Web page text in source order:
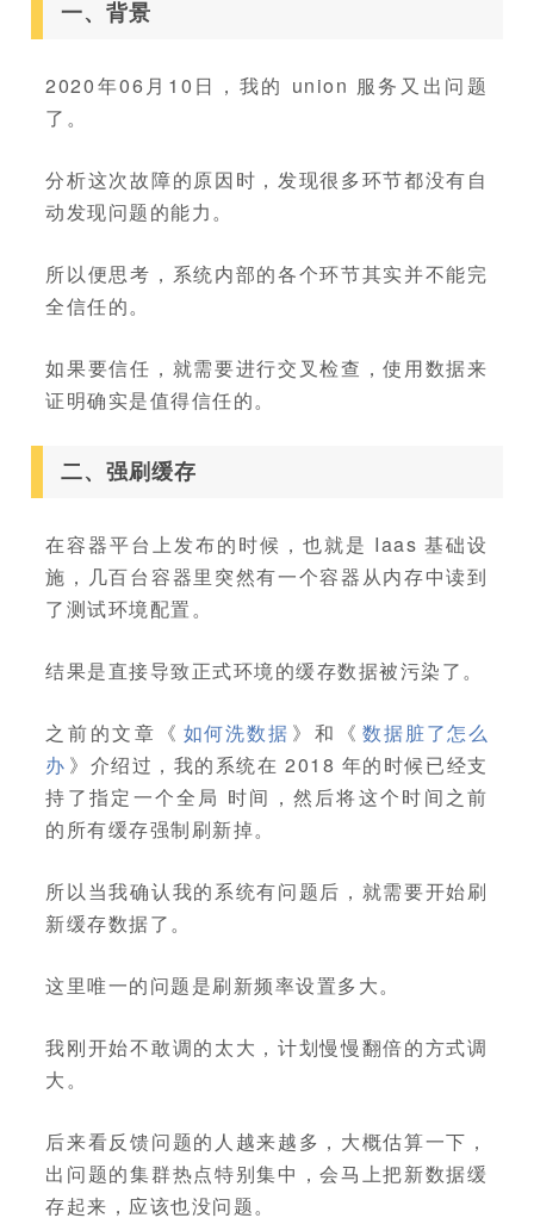
一、背景
2020年06月10日，我的 union 服务又出问题
了。
分析这次故障的原因时，发现很多环节都没有自
动发现问题的能力。
所以便思考，系统内部的各个环节其实并不能完
全信任的。
如果要信任，就需要进行交叉检查，使用数据来
证明确实是值得信任的。
二、强刷缓存
在容器平台上发布的时候，也就是 Iaas 基础设
施，几百台容器里突然有一个容器从内存中读到
了测试环境配置。
结果是直接导致正式环境的缓存数据被污染了。
之前的文章《 如何洗数据 》和《 数据脏了怎么
办 》介绍过，我的系统在 2018 年的时候已经支
持了指定一个全局 时间，然后将这个时间之前
的所有缓存强制刷新掉。
所以当我确认我的系统有问题后，就需要开始刷
新缓存数据了。
这里唯一的问题是刷新频率设置多大。
我刚开始不敢调的太大，计划慢慢翻倍的方式调
大。
后来看反馈问题的人越来越多，大概估算一下，
出问题的集群热点特别集中，会马上把新数据缓
存起来，应该也没问题。